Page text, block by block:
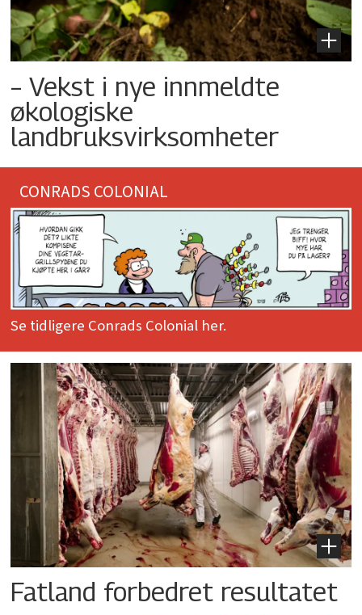
– Vekst i nye innmeldte
økologiske
landbruksvirksomheter
CONRADS COLONIAL
Se tidligere Conrads Colonial her.
Fatland forbedret resultatet